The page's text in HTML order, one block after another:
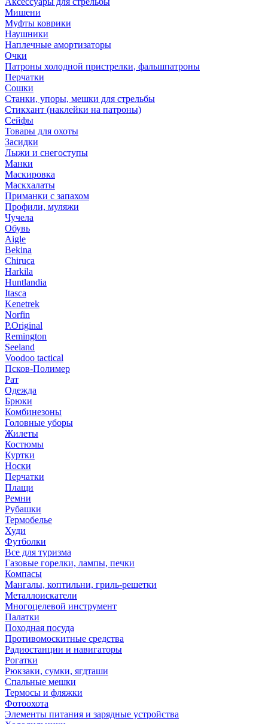
Мишени
Муфты коврики
Наушники
Наплечные амортизаторы
Очки
Патроны холодной пристрелки, фальшпатроны
Перчатки
Сошки
Станки, упоры, мешки для стрельбы
Стикхант (наклейки на патроны)
Сейфы
Товары для охоты
Засидки
Лыжи и снегоступы
Манки
Маскировка
Маскхалаты
Приманки с запахом
Профили, муляжи
Чучела
Обувь
Aigle
Bekina
Chiruсa
Harkila
Huntlandia
Itasca
Kenetrek
Norfin
P.Original
Remington
Seeland
Voodoo tactical
Псков-Полимер
Рат
Одежда
Брюки
Комбинезоны
Головные уборы
Жилеты
Костюмы
Куртки
Носки
Перчатки
Плащи
Ремни
Рубашки
Термобелье
Худи
Футболки
Все для туризма
Газовые горелки, лампы, печки
Компасы
Мангалы, коптильни, гриль-решетки
Металлоискатели
Многоцелевой инструмент
Палатки
Походная посуда
Противомоскитные средства
Радиостанции и навигаторы
Рогатки
Рюкзаки, сумки, ягдташи
Спальные мешки
Термосы и фляжки
Фотоохота
Элементы питания и зарядные устройства